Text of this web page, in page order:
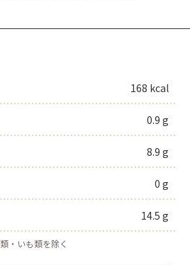
168 kcal
0.9 g
8.9 g
0 g
14.5 g
・いも類を除く